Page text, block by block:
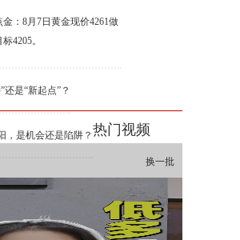
金：8月7日黄金现价4261做
4205。
是“新起点”？
，是机会还是陷阱？ 热门视频
换一批